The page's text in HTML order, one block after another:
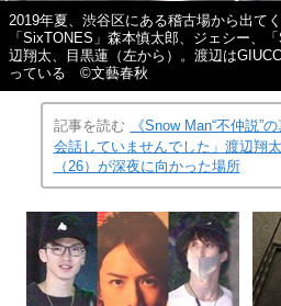
2019年夏、渋谷区にある稽古場から出て
「SixTONES」森本慎太郎、ジェシー、
辺翔太、目黒蓮（左から）。渡辺は
っている ©文藝春秋
記事を読む
《Snow Man“不仲説”
会話していませんでした」渡辺翔
（26）が深夜に向かった場所